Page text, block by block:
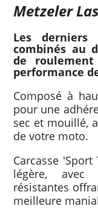
Metzeler
Les derniers
combinés au
de
performance
Composé à
pour une
sec et mouillé,
de votre moto.
Carcasse
légère,
résistantes
meilleure